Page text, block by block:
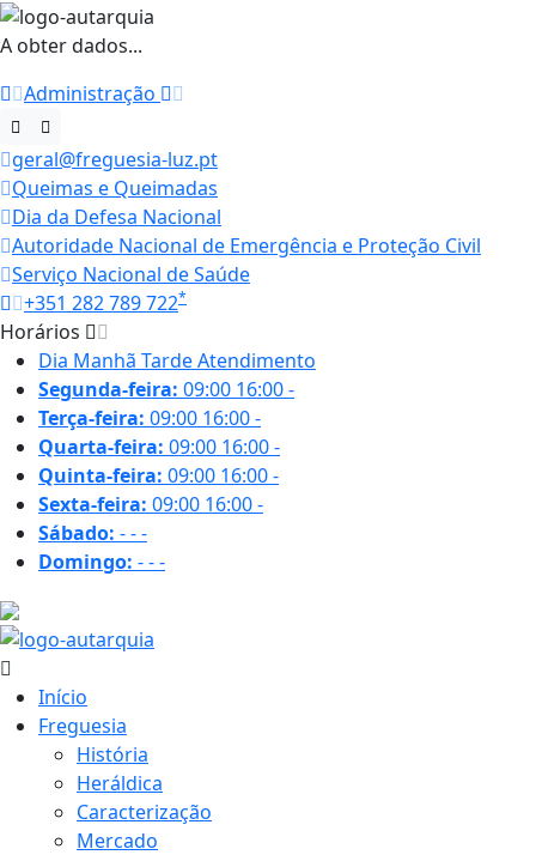
A obter dados...
Administração
geral@freguesia-luz.pt
Queimas e Queimadas
Dia da Defesa Nacional
Autoridade Nacional de Emergência e Proteção Civil
Serviço Nacional de Saúde
+351 282 789 722*
Horários
Dia Manhã TardeAtendimento
Segunda-feira: 09:00 16:00-
Terça-feira: 09:00 16:00-
Quarta-feira: 09:00 16:00-
Quinta-feira: 09:00 16:00-
Sexta-feira: 09:00 16:00-
Sábado: ---
Domingo: ---
Início
Freguesia
História
Heráldica
Caracterização
Mercado